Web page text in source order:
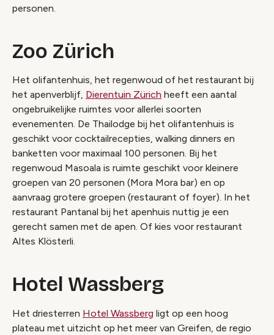
personen.
Zoo Zürich
Het olifantenhuis, het regenwoud of het restaurant bij
het apenverblijf, Dierentuin Zürich heeft een aantal
ongebruikelijke ruimtes voor allerlei soorten
evenementen. De Thailodge bij het olifantenhuis is
geschikt voor cocktailrecepties, walking dinners en
banketten voor maximaal 100 personen. Bij het
regenwoud Masoala is ruimte geschikt voor kleinere
groepen van 20 personen (Mora Mora bar) en op
aanvraag grotere groepen (restaurant of foyer). In het
restaurant Pantanal bij het apenhuis nuttig je een
gerecht samen met de apen. Of kies voor restaurant
Altes Klösterli.
Hotel Wassberg
Het driesterren Hotel Wassberg ligt op een hoog
plateau met uitzicht op het meer van Greifen, de regio